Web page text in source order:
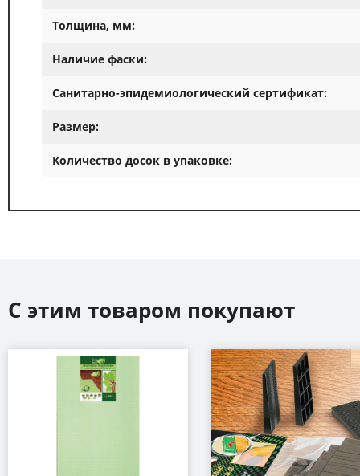
Толщина, мм:
Наличие фаски:
Санитарно-эпидемиологический сертификат:
Размер:
Количество досок в упаковке:
С этим товаром покупают